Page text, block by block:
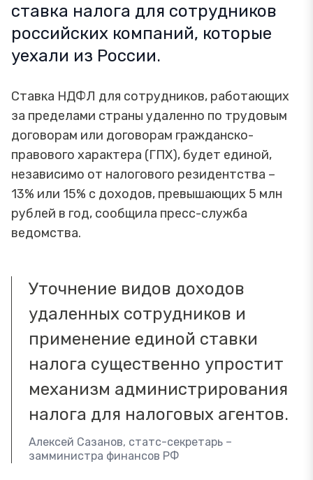
ставка налога для сотрудников
российских компаний, которые
уехали из России.
Ставка НДФЛ для сотрудников, работающих
за пределами страны удаленно по трудовым
договорам или договорам гражданско-
правового характера (ГПХ), будет единой,
независимо от налогового резидентства –
13% или 15% с доходов, превышающих 5 млн
рублей в год, сообщила пресс-служба
ведомства.
Уточнение видов доходов
удаленных сотрудников и
применение единой ставки
налога существенно упростит
механизм администрирования
налога для налоговых агентов.
Алексей Сазанов, статс-секретарь –
замминистра финансов РФ